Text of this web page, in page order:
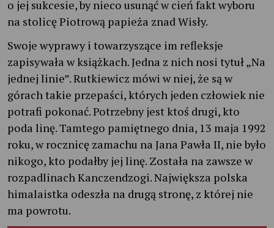
o jej sukcesie, by nieco usunąć w cień fakt wyboru
na stolicę Piotrową papieża znad Wisły.
Swoje wyprawy i towarzyszące im refleksje
zapisywała w książkach. Jedna z nich nosi tytuł „Na
jednej linie”. Rutkiewicz mówi w niej, że są w
górach takie przepaści, których jeden człowiek nie
potrafi pokonać. Potrzebny jest ktoś drugi, kto
poda linę. Tamtego pamiętnego dnia, 13 maja 1992
roku, w rocznicę zamachu na Jana Pawła II, nie było
nikogo, kto podałby jej linę. Została na zawsze w
rozpadlinach Kanczendzogi. Największa polska
himalaistka odeszła na drugą stronę, z której nie
ma powrotu.